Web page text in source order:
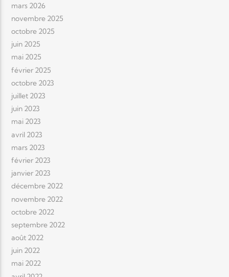
mars 2026
novembre 2025
octobre 2025
juin 2025
mai 2025
février 2025
octobre 2023
juillet 2023
juin 2023
mai 2023
avril 2023
mars 2023
février 2023
janvier 2023
décembre 2022
novembre 2022
octobre 2022
septembre 2022
août 2022
juin 2022
mai 2022